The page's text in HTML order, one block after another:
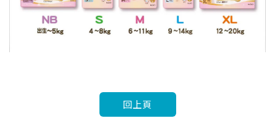
回上頁